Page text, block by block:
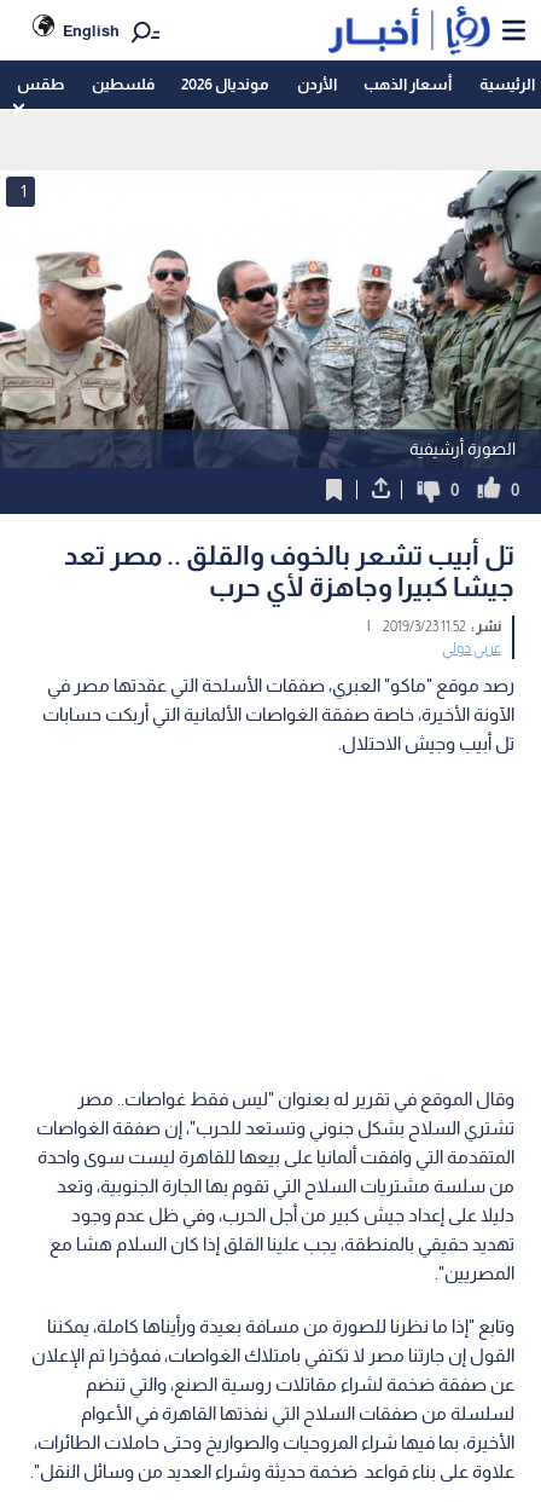
English
الرئيسية أسعار الذهب الأردن مونديال 2026 فلسطين طقس
الصورة أرشيفية
1
0
0
تل أبيب تشعر بالخوف والقلق .. مصر تعد
جيشا كبيرا وجاهزة لأي حرب
نشر :11:52 2019/3/23
|
عربي دولي
رصد موقع "ماكو" العبري، صفقات الأسلحة التي عقدتها مصر في
الآونة الأخيرة، خاصة صفقة الغواصات الألمانية التي أربكت حسابات
تل أبيب وجيش الاحتلال.
وقال الموقع في تقرير له بعنوان "ليس فقط غواصات.. مصر
تشتري السلاح بشكل جنوني وتستعد للحرب"، إن صفقة الغواصات
المتقدمة التي وافقت ألمانيا على بيعها للقاهرة ليست سوى واحدة
من سلسة مشتريات السلاح التي تقوم بها الجارة الجنوبية، وتعد
دليلا على إعداد جيش كبير من أجل الحرب، وفي ظل عدم وجود
تهديد حقيقي بالمنطقة، يجب علينا القلق إذا كان السلام هشا مع
المصريين".
وتابع "إذا ما نظرنا للصورة من مسافة بعيدة ورأيناها كاملة، يمكننا
القول إن جارتنا مصر لا تكتفي بامتلاك الغواصات، فمؤخرا تم الإعلان
عن صفقة ضخمة لشراء مقاتلات روسية الصنع، والتي تنضم
لسلسلة من صفقات السلاح التي نفذتها القاهرة في الأعوام
الأخيرة، بما فيها شراء المروحيات والصواريخ وحتى حاملات الطائرات،
علاوة على بناء قواعد ضخمة حديثة وشراء العديد من وسائل النقل".